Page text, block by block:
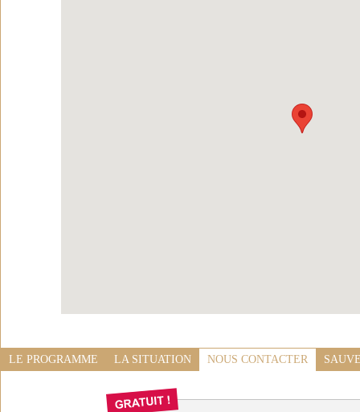
LE PROGRAMME LA SITUATION NOUS CONTACTER